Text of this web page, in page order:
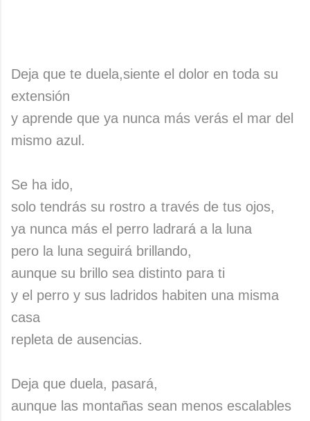
Deja que te duela,siente el dolor en toda su
extensión
y aprende que ya nunca más verás el mar del
mismo azul.
Se ha ido,
solo tendrás su rostro a través de tus ojos,
ya nunca más el perro ladrará a la luna
pero la luna seguirá brillando,
aunque su brillo sea distinto para ti
y el perro y sus ladridos habiten una misma
casa
repleta de ausencias.
Deja que duela, pasará,
aunque las montañas sean menos escalables